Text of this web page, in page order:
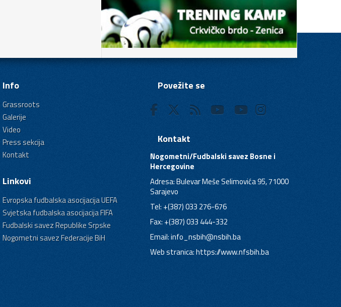
Info
Grassroots
Galerije
Video
Press sekcija
Kontakt
Linkovi
Evropska fudbalska asocijacija UEFA
Svjetska fudbalska asocijacija FIFA
Fudbalski savez Republike Srpske
Nogometni savez Federacije BiH
Povežite se
Kontakt
Nogometni/Fudbalski savez Bosne i
Hercegovine
Adresa: Bulevar Meše Selimovića 95, 71000
Sarajevo
Tel: +(387) 033 276-676
Fax: +(387) 033 444-332
Email:info_nsbih@nsbih.ba
Web stranica: https://www.nfsbih.ba